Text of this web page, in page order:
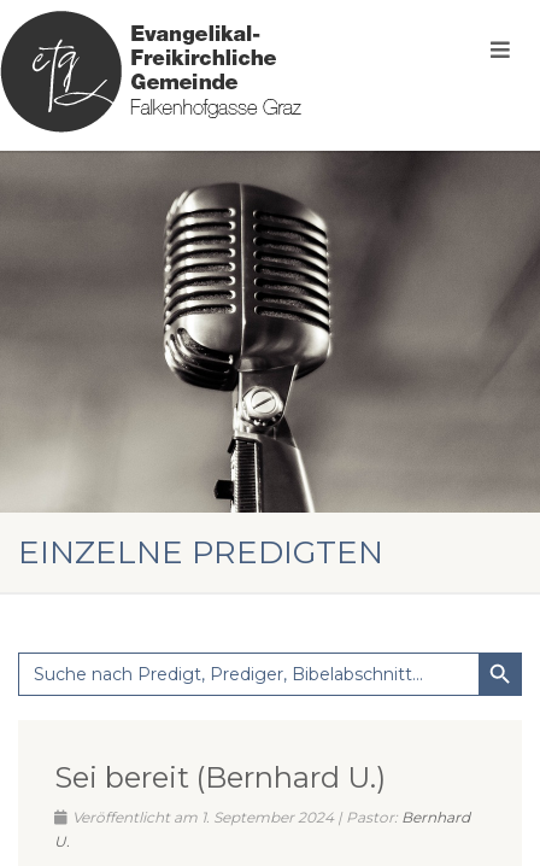
EINZELNE PREDIGTEN
Search
for:
Search Button
Sei bereit (Bernhard U.)
Veröffentlicht am 1. September 2024 | Pastor: Bernhard
U.